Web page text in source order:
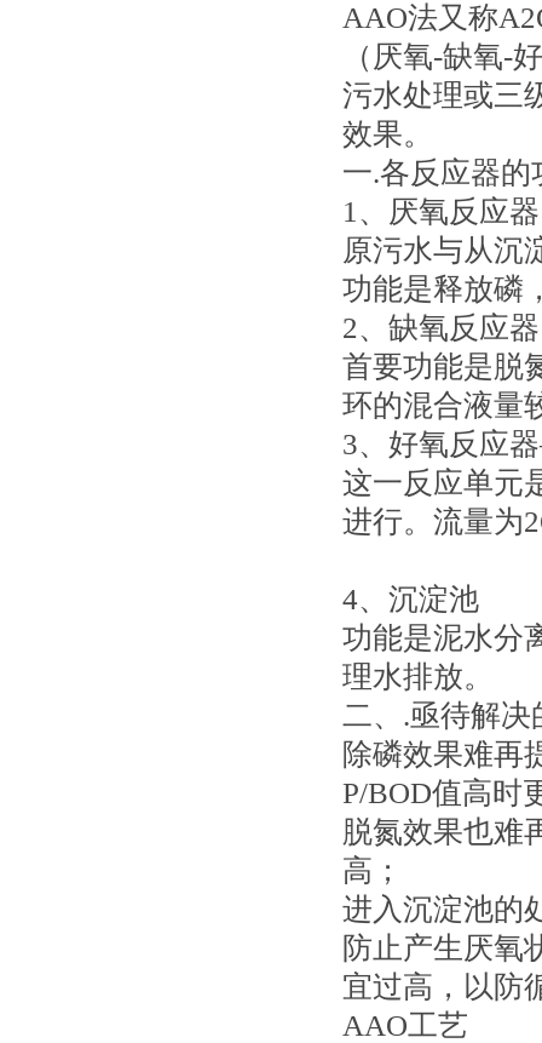
AAO法又称
（厌氧-缺氧-
污水处理或三
效果。
一.各反应器的
1、厌氧反应器
原污水与从沉
功能是释放磷
2、缺氧反应器
首要功能是脱
环的混合液量
3、好氧反应
这一反应单元
进行。流量为
4、沉淀池
功能是泥水分
理水排放。
二、.亟待解决
除磷效果难再
P/BOD值高时
脱氮效果也难
高；
进入沉淀池的
防止产生厌氧
宜过高，以防
AAO工艺